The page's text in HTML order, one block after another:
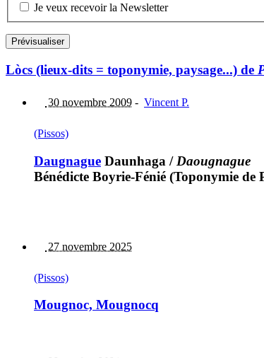
Je veux recevoir la Newsletter
Lòcs (lieux-dits = toponymie, paysage...) de
30 novembre 2009 - Vincent P.
(Pissos)
Daugnague Daunhaga / Daougnague
Bénédicte Boyrie-Fénié (Toponymie
27 novembre 2025
(Pissos)
Mougnoc, Mougnocq